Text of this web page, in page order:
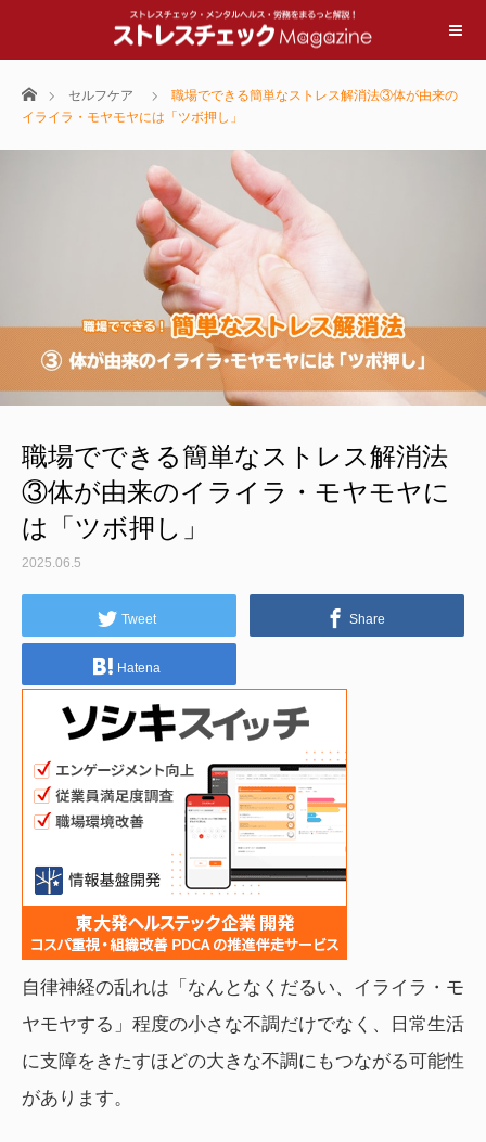
ホームセルフケア
職場でできる簡単なストレス解消法③体が由来の
イライラ・モヤモヤには「ツボ押し」
職場でできる簡単なストレス解消法
③体が由来のイライラ・モヤモヤに
は「ツボ押し」
2025.06.5
Tweet Share
Hatena
自律神経の乱れは「なんとなくだるい、イライラ・モ
ヤモヤする」程度の小さな不調だけでなく、日常生活
に支障をきたすほどの大きな不調にもつながる可能性
があります。